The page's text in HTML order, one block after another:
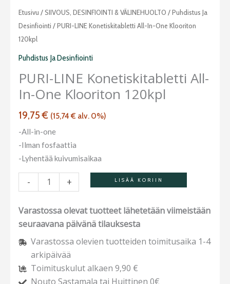
Etusivu /SIIVOUS, DESINFIOINTI & VÄLINEHUOLTO /Puhdistus Ja
Desinfiointi / PURI-LINE Konetiskitabletti All-In-One Klooriton
120kpl
Puhdistus Ja Desinfiointi
PURI-LINE Konetiskitabletti All-
In-One Klooriton 120kpl
19,75€ (15,74€ alv. 0%)
-All-in-one
-Ilman fosfaattia
-Lyhentää kuivumisaikaa
-
PURI-
LINE
konetiskitabletti
all-
one
klooriton
määrä
+ LISÄÄ KORIIN
Varastossa olevat tuotteet lähetetään viimeistään
seuraavana päivänä tilauksesta
Varastossa olevien tuotteiden toimitusaika 1-4
arkipäivää
Toimituskulut alkaen 9,90 €
Nouto Sastamala tai Huittinen 0€